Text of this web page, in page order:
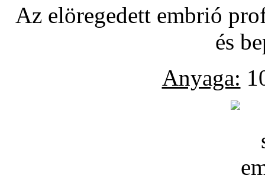
Az elöregedett embrió
és
Anyaga: